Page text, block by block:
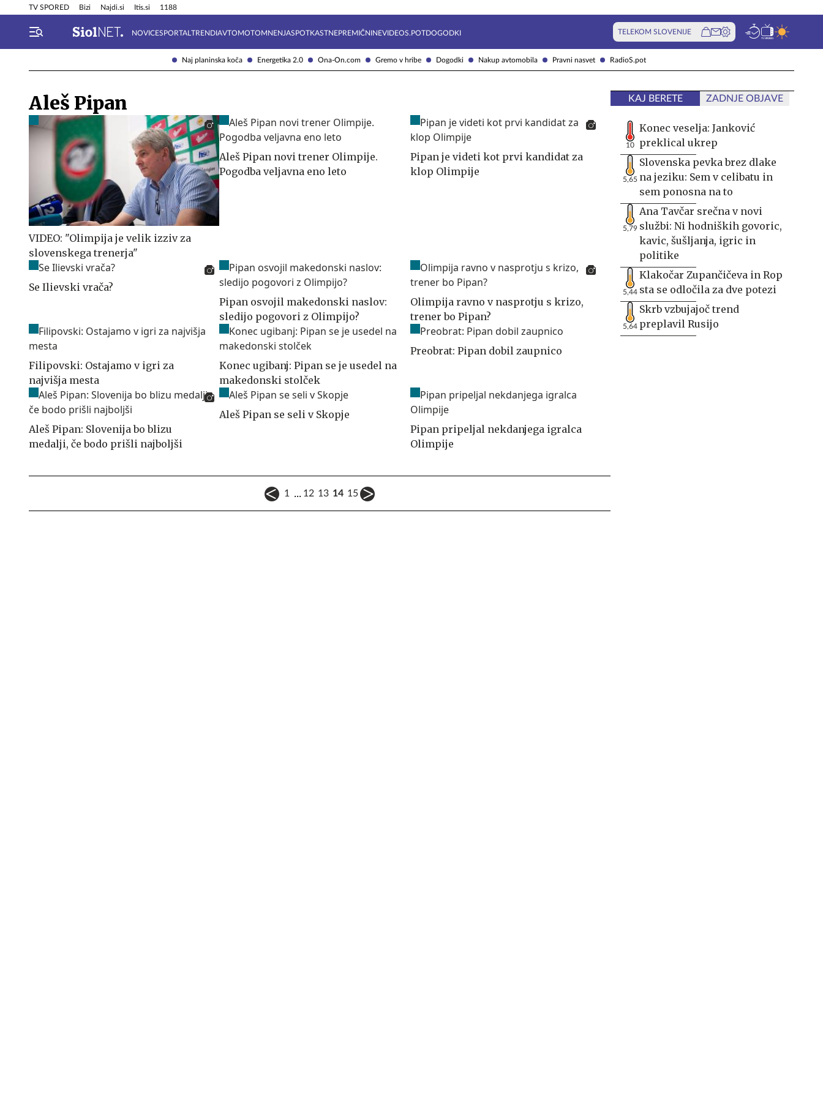
Naj planinska koča Energetika 2.0 Ona-On.com Gremo v hribe Dogodki Nakup avtomobila Pravni nasvet RadioS.pot
TV SPORED Bizi Najdi.si Itis.si 1188
NOVICESPORTAL TRENDIAVTOMOTOMNENJASPOTKASTNEPREMIČNINEVIDEOS.POTDOGODKI TELEKOM SLOVENIJE
Info in obvestila Tehnik
Aleš Pipan
VIDEO: "Olimpija je velik izziv za
slovenskega trenerja"
Aleš Pipan novi trener Olimpije.
Pogodba veljavna eno leto
Pipan je videti kot prvi kandidat za
klop Olimpije
Se Ilievski vrača?
Pipan osvojil makedonski naslov:
sledijo pogovori z Olimpijo?
Olimpija ravno v nasprotju s krizo,
trener bo Pipan?
Filipovski: Ostajamo v igri za
najvišja mesta
Konec ugibanj: Pipan se je usedel na
makedonski stolček
Preobrat: Pipan dobil zaupnico
Aleš Pipan: Slovenija bo blizu
medalji, če bodo prišli najboljši
Aleš Pipan se seli v Skopje
Pipan pripeljal nekdanjega igralca
Olimpije
1 ... 12 13 14 15
KAJ BERETE ZADNJE OBJAVE
10
Konec veselja: Janković
preklical ukrep
5,65
Slovenska pevka brez dlake
na jeziku: Sem v celibatu in
sem ponosna na to
5,79
Ana Tavčar srečna v novi
službi: Ni hodniških govoric,
kavic, šušljanja, igric in
politike
5,44
Klakočar Zupančičeva in Rop
sta se odločila za dve potezi
5,64
Skrb vzbujajoč trend
preplavil Rusijo